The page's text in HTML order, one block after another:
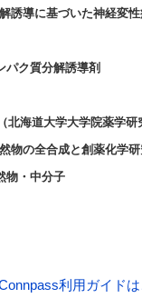
誘導に基づいた神経変
パク質分解誘導剤
北海道大学大学院薬学研
物の全合成と創薬化学研
物・中分子
利用ガイド